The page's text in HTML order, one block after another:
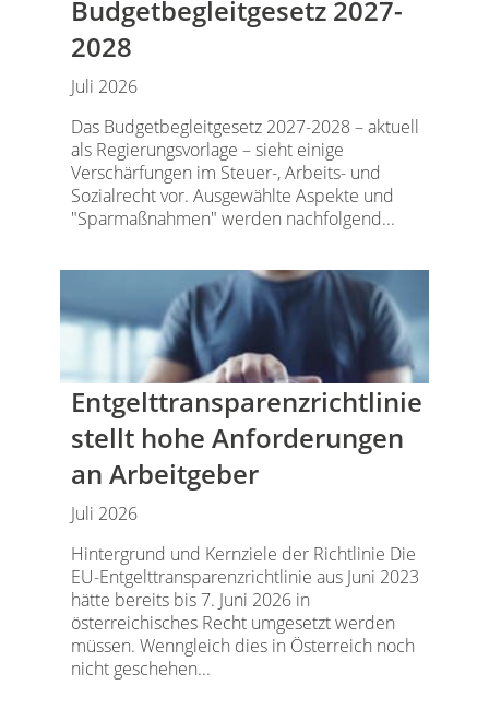
Budgetbegleitgesetz 2027-
2028
Juli 2026
Das Budgetbegleitgesetz 2027-2028 – aktuell
als Regierungsvorlage – sieht einige
Verschärfungen im Steuer-, Arbeits- und
Sozialrecht vor. Ausgewählte Aspekte und
"Sparmaßnahmen" werden nachfolgend...
Entgelttransparenz​­richtlinie
stellt hohe Anforderungen
an Arbeitgeber
Juli 2026
Hintergrund und Kernziele der Richtlinie Die
EU-Entgelttransparenzrichtlinie aus Juni 2023
hätte bereits bis 7. Juni 2026 in
österreichisches Recht umgesetzt werden
müssen. Wenngleich dies in Österreich noch
nicht geschehen...